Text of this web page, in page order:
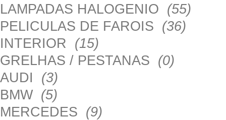
LAMPADAS HALOGENIO (55)
PELICULAS DE FAROIS (36)
INTERIOR (15)
GRELHAS / PESTANAS (0)
AUDI (3)
BMW (5)
MERCEDES (9)